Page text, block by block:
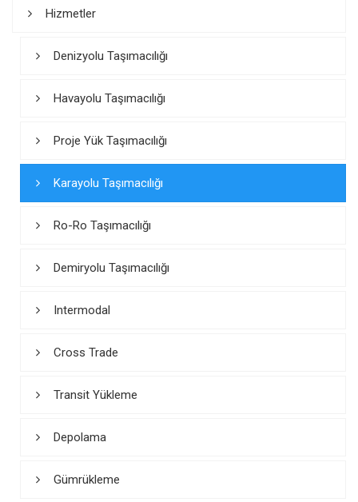
Hizmetler
Denizyolu Taşımacılığı
Havayolu Taşımacılığı
Proje Yük Taşımacılığı
Karayolu Taşımacılığı
Ro-Ro Taşımacılığı
Demiryolu Taşımacılığı
Intermodal
Cross Trade
Transit Yükleme
Depolama
Gümrükleme